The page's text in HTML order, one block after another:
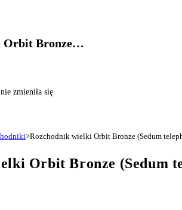
Orbit Bronze…
zmieniła się
>Rozchodnik wielki Orbit Bronze (Sedum
Orbit Bronze (Sedum